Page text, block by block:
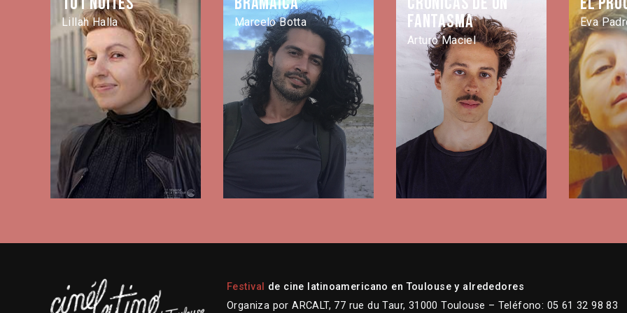
Lillah Halla Marcelo Botta
fantasma
Arturo Maciel
Eva
Festival de cine latinoamericano en Toulouse y alrededores
Organiza por ARCALT, 77 rue du Taur, 31000 Toulouse – Teléfono: 05 61 32 98 83